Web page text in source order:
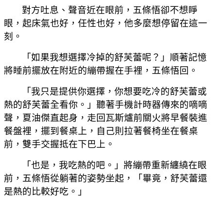
對方吐息、聲音近在眼前，五條悟卻不想睜
眼，起床氣也好，任性也好，他多麼想停留在這一
刻。
「如果我想選擇冷掉的舒芙蕾呢？」順著記憶
將睡前擺放在附近的繃帶握在手裡，五條悟回。
「我只是提供你選擇，你想要吃冷的舒芙蕾或
熱的舒芙蕾全看你。」聽著手機計時器傳來的嘀嘀
聲，夏油傑直起身，走回瓦斯爐前關火將早餐裝進
餐盤裡，擺到餐桌上，自己則拉著餐椅坐在餐桌
前，雙手交握抵在下巴上。
「也是，我吃熱的吧。」將繃帶重新纏繞在眼
前，五條悟從躺著的姿勢坐起，「畢竟，舒芙蕾還
是熱的比較好吃。」